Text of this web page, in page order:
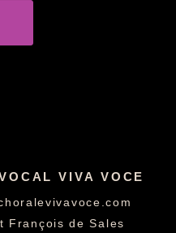
VIVA VOCE
François de Sales